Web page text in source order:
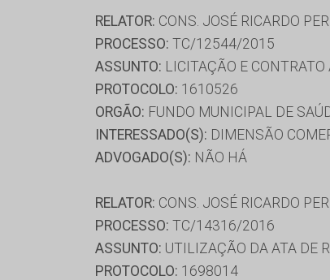
RELATOR: CONS. JOSÉ RICARDO
PROCESSO: TC/12544/2015
ASSUNTO: LICITAÇÃO E
PROTOCOLO: 1610526
ORGÃO: FUNDO MUNICIPAL DE
INTERESSADO(S): DIMENSÃO
ADVOGADO(S): NÃO HÁ
RELATOR: CONS. JOSÉ RICARDO
PROCESSO: TC/14316/2016
ASSUNTO: UTILIZAÇÃO DA ATA DE
PROTOCOLO: 1698014